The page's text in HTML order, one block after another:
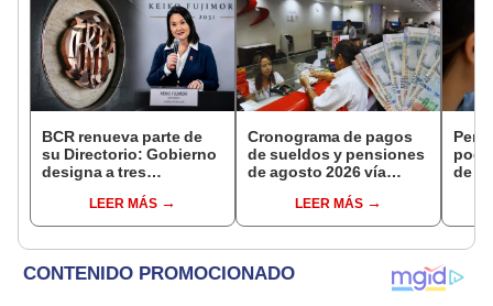
BCR renueva parte de
su Directorio: Gobierno
designa a tres
EjecutivoLEER MÁS
Cronograma de pagos
de sueldos y pensiones
de agosto 2026 vía
conoce las fechas de
depósito
LEER MÁS
de